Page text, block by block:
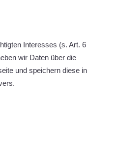
Interesses (s. Art. 6
wir Daten über die
und speichern diese in